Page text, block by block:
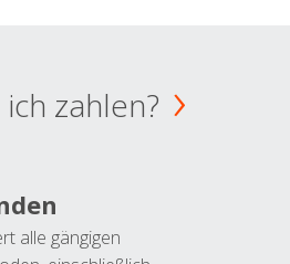
zahlen?
alle gängigen